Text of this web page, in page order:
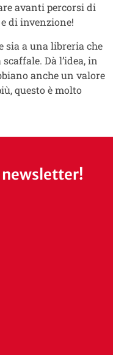
avanti percorsi di
di invenzione!
sia a una libreria che
Dà l’idea, in
anche un valore
questo è molto